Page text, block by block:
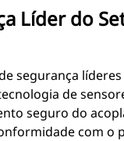
Líder do
segurança
de
seguro do
com o